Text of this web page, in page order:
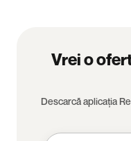
Vrei o
Descarcă aplicația